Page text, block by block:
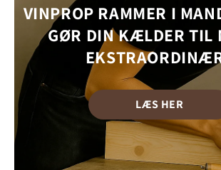
VINPROP RAMMER I
GØR DIN KÆLDER TIL
LÆS HER